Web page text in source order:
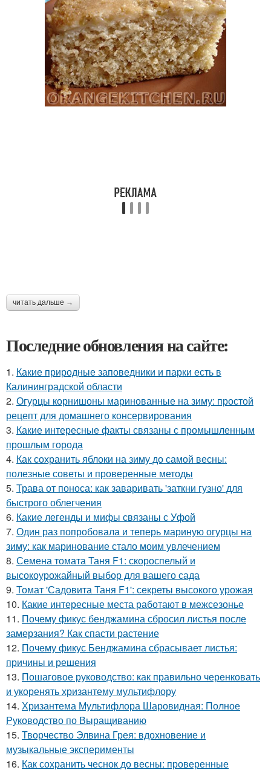
читать дальше →
Последние обновления на сайте:
1. Какие природные заповедники и парки есть в
Калининградской области
2. Огурцы корнишоны маринованные на зиму: простой
рецепт для домашнего консервирования
3. Какие интересные факты связаны с промышленным
прошлым города
4. Как сохранить яблоки на зиму до самой весны:
полезные советы и проверенные методы
5. Трава от поноса: как заваривать 'заткни гузно' для
быстрого облегчения
6. Какие легенды и мифы связаны с Уфой
7. Один раз попробовала и теперь мариную огурцы на
зиму: как маринование стало моим увлечением
8. Семена томата Таня F1: скороспелый и
высокоурожайный выбор для вашего сада
9. Томат 'Садовита Таня F1': секреты высокого урожая
10. Какие интересные места работают в межсезонье
11. Почему фикус бенджамина сбросил листья после
замерзания? Как спасти растение
12. Почему фикус Бенджамина сбрасывает листья:
причины и решения
13. Пошаговое руководство: как правильно черенковать
и укоренять хризантему мультифлору
14. Хризантема Мультифлора Шаровидная: Полное
Руководство по Выращиванию
15. Творчество Элвина Грея: вдохновение и
музыкальные эксперименты
16. Как сохранить чеснок до весны: проверенные